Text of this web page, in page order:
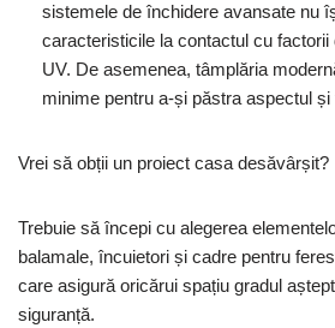
sistemele de închidere avansate nu
caracteristicile la contactul cu factorii
UV. De asemenea, tâmplăria
minime pentru a-și păstra aspectul și
Vrei să obții un proiect casa desăvârșit?
Trebuie să începi cu alegerea
balamale, încuietori și cadre pentru
care asigură oricărui spațiu gradul
siguranță.